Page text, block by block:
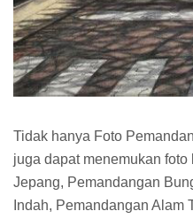
Tidak hanya Foto
juga dapat menemukan
Jepang, Pemandangan
Indah, Pemandangan Alam